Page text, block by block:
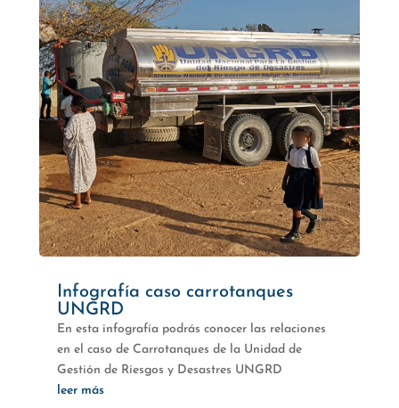
Infografía caso carrotanques
UNGRD
En esta infografía podrás conocer las relaciones
en el caso de Carrotanques de la Unidad de
Gestión de Riesgos y Desastres UNGRD
leer más